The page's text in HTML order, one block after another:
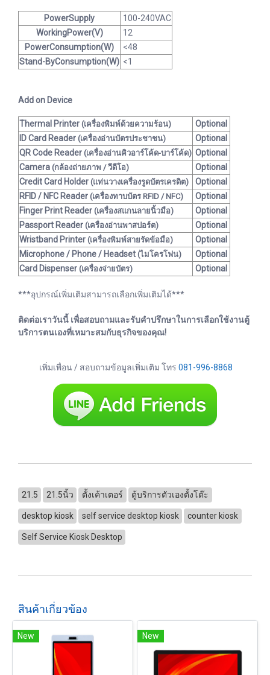
PowerSupply
100-240VAC
WorkingPower(V)
12
PowerConsumption(W)
<48
Stand-ByConsumption(W) <1
Add on Device
Thermal Printer (เครื่องพิมพ์ด้วยความร้อน)
Optional
ID Card Reader (เครื่องอ่านบัตรประชาชน)
Optional
QR Code Reader (เครื่องอ่านคิวอาร์โค้ด-บาร์โค้ด) Optional
Camera (กล้องถ่ายภาพ / วีดีโอ)
Optional
Credit Card Holder (แท่นวางเครื่องรูดบัตรเครดิต)
Optional
RFID / NFC Reader (เครื่องทาบบัตร RFID / NFC)
Optional
Finger Print Reader (เครื่องสแกนลายนิ้วมือ)
Optional
Passport Reader (เครื่องอ่านพาสปอร์ต)
Optional
Wristband Printer (เครื่องพิมพ์สายรัดข้อมือ)
Optional
Microphone / Phone / Headset (ไมโครโฟน)
Optional
Card Dispenser (เครื่องจ่ายบัตร) Optional
***อุปกรณ์เพิ่มเติมสามารถเลือกเพิ่มเติมได้***
ติดต่อเราวันนี้ เพื่อสอบถามและรับคำปรึกษาในการเลือกใช้งานตู้
บริการตนเองที่เหมาะสมกับธุรกิจของคุณ!
เพิ่มเพื่อน / สอบถามข้อมูลเพิ่มเติม โทร 081-996-8868
21.5 21.5นิ้ว ตั้งเค้าเตอร์ ตู้บริการตัวเองตั้งโต๊ะ
desktop kiosk self service desktop kiosk counter kiosk
Self Service Kiosk Desktop
สินค้าเกี่ยวข้อง
New New